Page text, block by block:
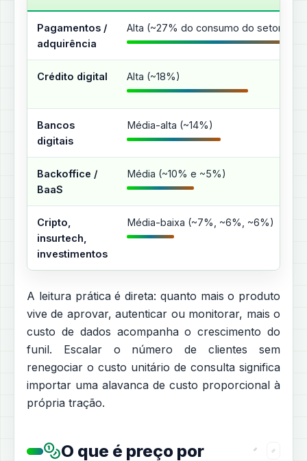
Pagamentos /
adquirência
Alta (~27% do consumo do setor)
Crédito digital Alta (~18%)
Bancos
digitais
Média-alta (~14%)
Backoffice /
BaaS
Média (~10% e ~5%)
Cripto,
insurtech,
investimentos
Média-baixa (~7%, ~6%, ~6%)
A leitura prática é direta: quanto mais o produto
vive de aprovar, autenticar ou monitorar, mais o
custo de dados acompanha o crescimento do
funil. Escalar o número de clientes sem
renegociar o custo unitário de consulta significa
importar uma alavanca de custo proporcional à
própria tração.
O que é preço por